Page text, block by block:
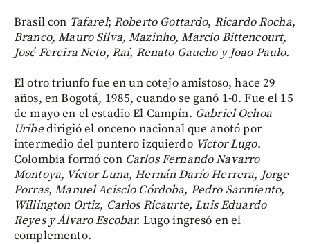
Brasil con Tafarel;Roberto Gottardo, Ricardo Rocha,
Branco, Mauro Silva, Mazinho, Marcio Bittencourt,
José Fereira Neto, Raí, Renato Gaucho y Joao Paulo.
El otro triunfo fue en un cotejo amistoso, hace 29
años, en Bogotá, 1985, cuando se ganó 1-0. Fue el 15
de mayo en el estadio El Campín. Gabriel Ochoa
Uribedirigió el onceno nacional que anotó por
intermedio del puntero izquierdo Víctor Lugo.
Colombia formó con Carlos Fernando Navarro
Montoya, Víctor Luna, Hernán Darío Herrera, Jorge
Porras, Manuel Acisclo Córdoba, Pedro Sarmiento,
Willington Ortiz, Carlos Ricaurte, Luis Eduardo
Reyes y Álvaro Escobar. Lugo ingresó en el
complemento.